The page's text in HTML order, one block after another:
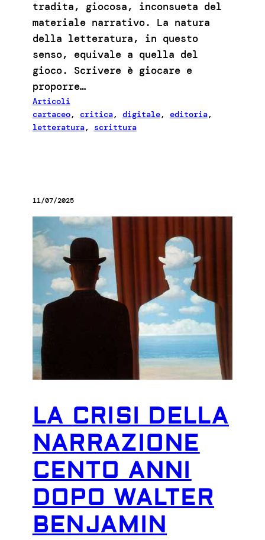
tradita, giocosa, inconsueta del
materiale narrativo. La natura
della letteratura, in questo
senso, equivale a quella del
gioco. Scrivere è giocare e
proporre…
Articoli
cartaceo, critica, digitale, editoria
letteratura, scrittura
11/07/2025
LA CRISI DELLA
NARRAZIONE
CENTO ANNI
DOPO WALTER
BENJAMIN